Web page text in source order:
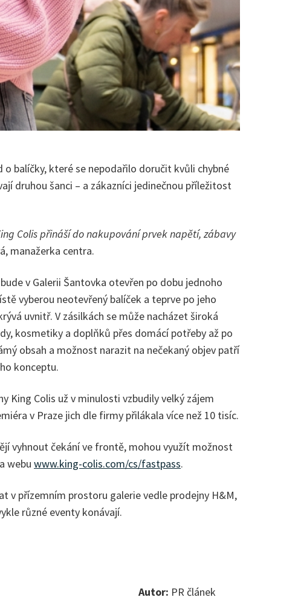
o balíčky, které se nepodařilo doručit kvůli chybné
druhou šanci – a zákazníci jedinečnou příležitost
Colis přináší do nakupování prvek napětí, zábavy
manažerka centra.
v Galerii Šantovka otevřen po dobu jednoho
vyberou neotevřený balíček a teprve po jeho
uvnitř. V zásilkách se může nacházet široká
kosmetiky a doplňků přes domácí potřeby až po
obsah a možnost narazit na nečekaný objev patří
konceptu.
King Colis už v minulosti vzbudily velký zájem
v Praze jich dle firmy přilákala více než 10 tisíc.
vyhnout čekání ve frontě, mohou využít možnost
webu www.king-colis.com/cs/fastpass.
v přízemním prostoru galerie vedle prodejny H&M,
různé eventy konávají.
Autor: PR článek